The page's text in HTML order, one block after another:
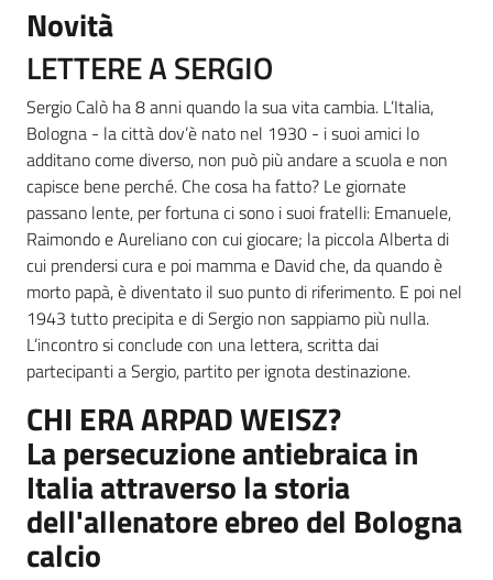
orari
Didattica
Menu selezionato
Bookshop
Biblioteca
Siti
d'interesse
Seguici
su
Novità
LETTERE A SERGIO
Sergio Calò ha 8 anni quando la sua vita cambia. L’Italia,
Bologna - la città dov’è nato nel 1930 - i suoi amici lo
additano come diverso, non può più andare a scuola e non
capisce bene perché. Che cosa ha fatto? Le giornate
passano lente, per fortuna ci sono i suoi fratelli: Emanuele,
Raimondo e Aureliano con cui giocare; la piccola Alberta di
cui prendersi cura e poi mamma e David che, da quando è
morto papà, è diventato il suo punto di riferimento. E poi nel
1943 tutto precipita e di Sergio non sappiamo più nulla.
L’incontro si conclude con una lettera, scritta dai
partecipanti a Sergio, partito per ignota destinazione.
CHI ERA ARPAD WEISZ?
La persecuzione antiebraica in
Italia attraverso la storia
dell'allenatore ebreo del Bologna
calcio